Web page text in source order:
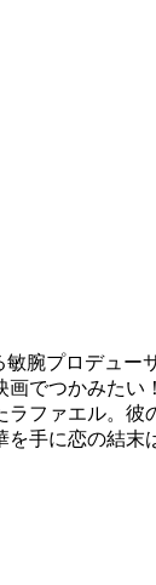
腕プロデュ
でつかみた
ファエル。
を手に恋の結末